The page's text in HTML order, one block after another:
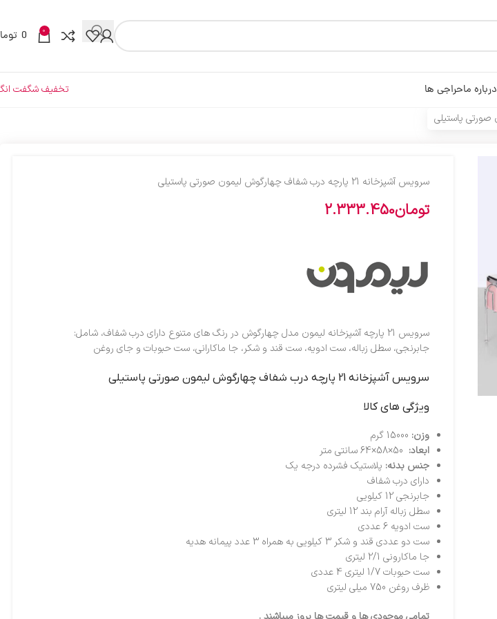
0
0
درباره ماحراجی ها
تخفیف شگفت
سرويس آشپزخانه 21 پارچه درب شفاف چهارگوش ليمون صورتي پاستيلي
تومان2.333.450
سرویس 21 پارچه آشپزخانه لیمون مدل چهارگوش در رنگ های متنوع دارای درب شفاف، شامل:
جابرنجی، سطل زباله، ست ادویه، ست قند و شکر، جا ماکارانی، ست حبوبات و جای روغن
سرويس آشپزخانه 21 پارچه درب شفاف چهارگوش ليمون صورتي پاستيلي
ویژگی های کالا
وزن:
ابعاد:
جنس بدنه: پلاستیک فشرده درجه یک
دارای درب شفاف
جابرنجی 12 کیلویی
سطل زباله آرام بند 12 لیتری
ست ادویه 6 عددی
ست دو عددی قند و شکر 3 کیلویی به همراه 3 عدد پیمانه هدیه
جا ماکارونی 2/1 لیتری
ست حبوبات 1/7 لیتری 4 عددی
ظرف روغن 750 میلی لیتری